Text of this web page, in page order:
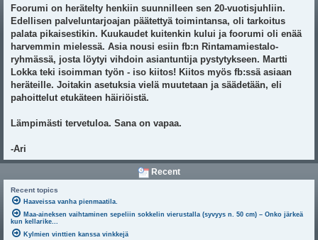
Foorumi on herätelty henkiin suunnilleen sen 20-vuotisjuhliin.
Edellisen palveluntarjoajan päätettyä toimintansa, oli tarkoitus
palata pikaisestikin. Kuukaudet kuitenkin kului ja foorumi oli enää
harvemmin mielessä. Asia nousi esiin fb:n Rintamamiestalo-
ryhmässä, josta löytyi vihdoin asiantuntija pystytykseen. Martti
Lokka teki isoimman työn - iso kiitos! Kiitos myös fb:ssä asiaan
heräteille. Joitakin asetuksia vielä muutetaan ja säädetään, eli
pahoittelut etukäteen häiriöistä.
Lämpimästi tervetuloa. Sana on vapaa.
-Ari
Recent
Recent topics
Haaveissa vanha pienmaatila.
Maa-aineksen vaihtaminen sepeliin sokkelin vierustalla (syvyys n. 50 cm) – Onko järkeä
kun kellarike...
Kylmien vinttien kanssa vinkkejä